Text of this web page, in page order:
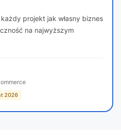
projekt jak własny biznes
na najwyższym
2026